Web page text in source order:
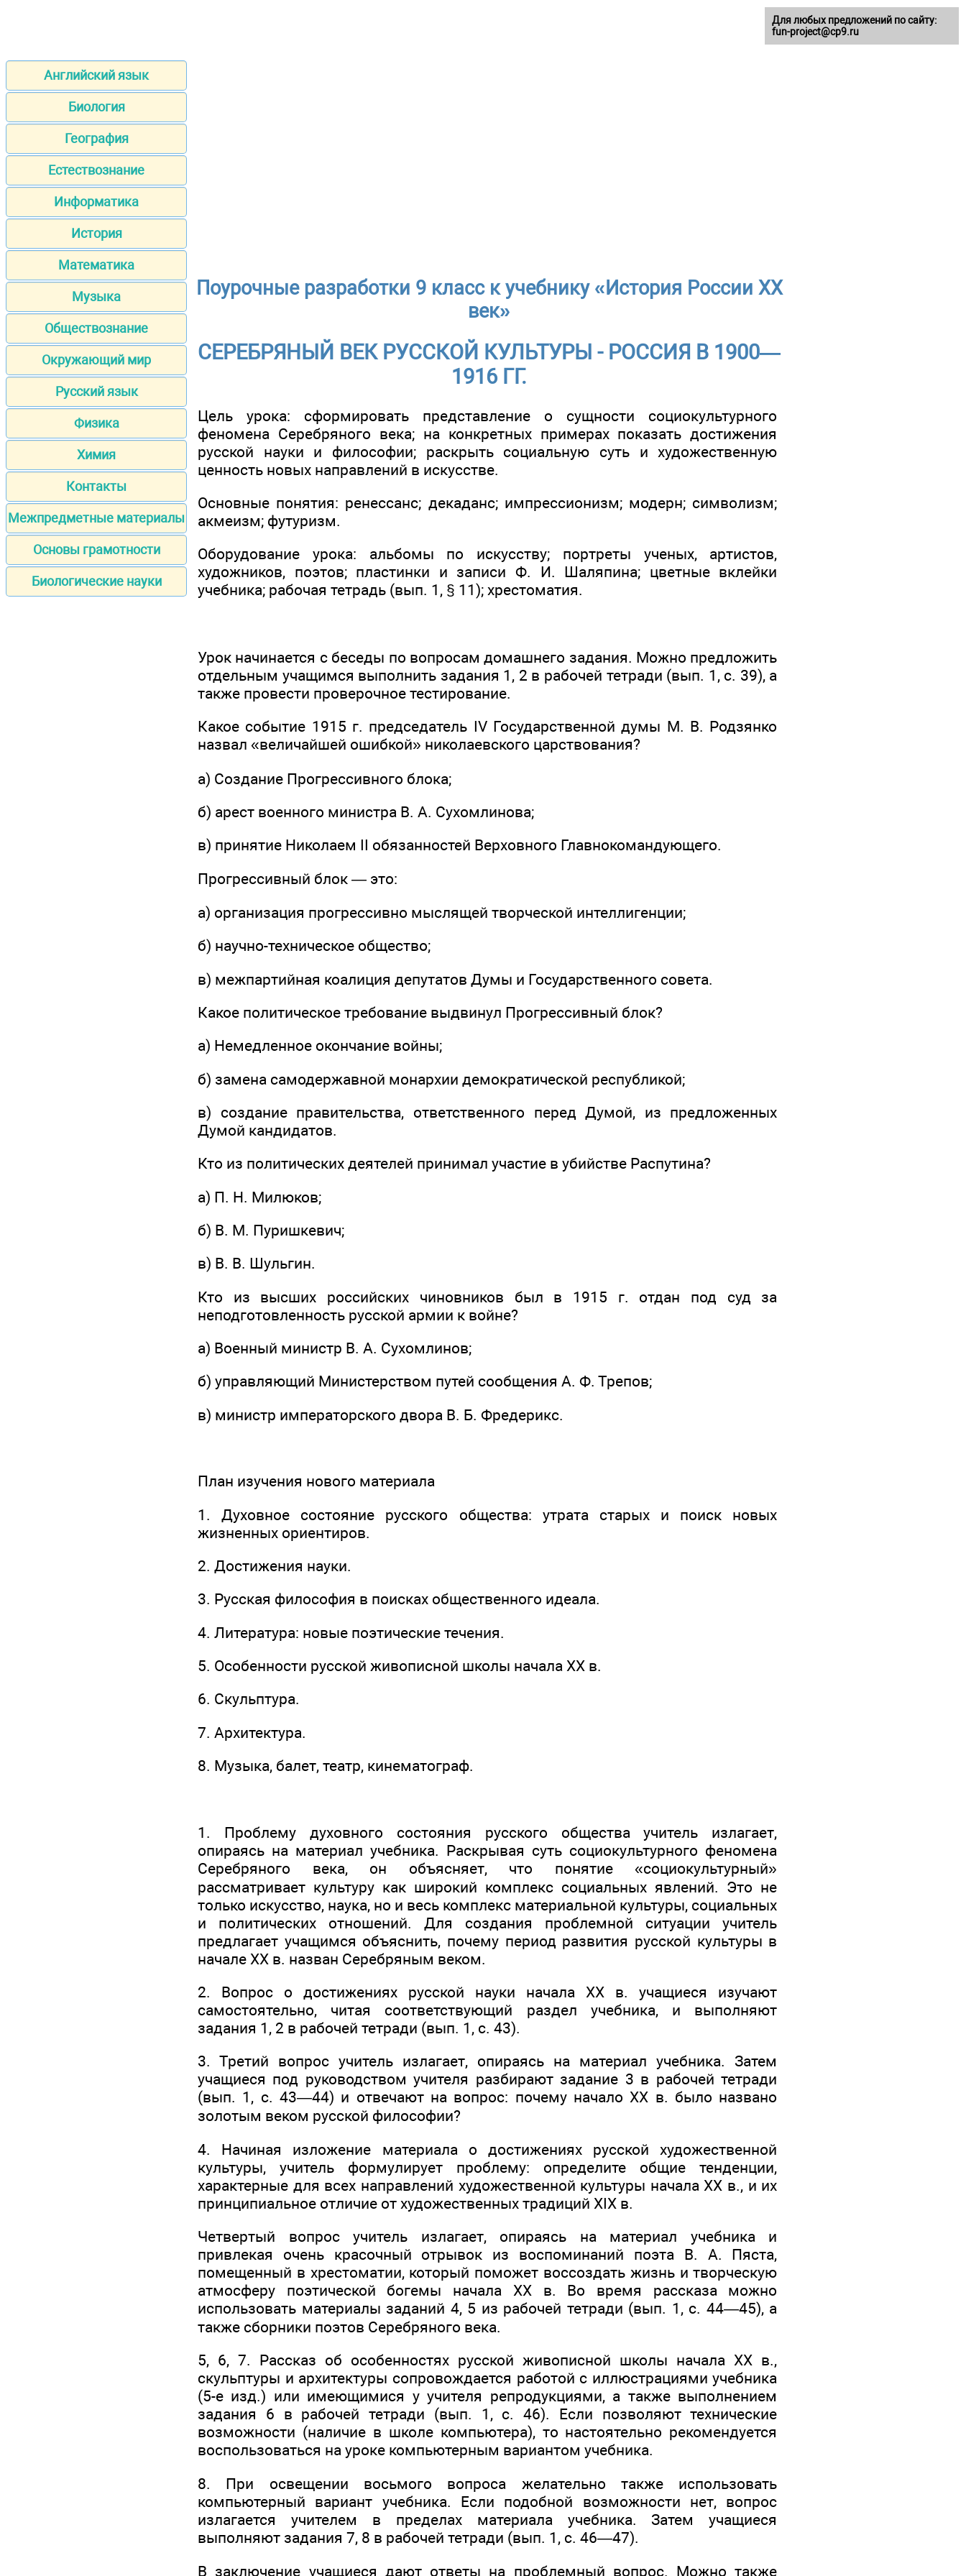
Английский язык
Биология
География
Естествознание
Информатика
История
Математика
Музыка
Обществознание
Окружающий мир
Русский язык
Физика
Химия
Контакты
Межпредметные материалы
Основы грамотности
Биологические науки
Поурочные разработки 9 класс к учебнику «История России ХХ
век»
СЕРЕБРЯНЫЙ ВЕК РУССКОЙ КУЛЬТУРЫ - РОССИЯ В 1900—
1916 ГГ.
Цель урока: сформировать представление о сущности социокультурного
феномена Серебряного века; на конкретных примерах показать достижения
русской науки и философии; раскрыть социальную суть и художественную
ценность новых направлений в искусстве.
Основные понятия: ренессанс; декаданс; импрессионизм; модерн; символизм;
акмеизм; футуризм.
Оборудование урока: альбомы по искусству; портреты ученых, артистов,
художников, поэтов; пластинки и записи Ф. И. Шаляпина; цветные вклейки
учебника; рабочая тетрадь (вып. 1, § 11); хрестоматия.
Урок начинается с беседы по вопросам домашнего задания. Можно предложить
отдельным учащимся выполнить задания 1, 2 в рабочей тетради (вып. 1, с. 39), а
также провести проверочное тестирование.
Какое событие 1915 г. председатель IV Государственной думы М. В. Родзянко
назвал «величайшей ошибкой» николаевского царствования?
а) Создание Прогрессивного блока;
б) арест военного министра В. А. Сухомлинова;
в) принятие Николаем II обязанностей Верховного Главнокомандующего.
Прогрессивный блок — это:
а) организация прогрессивно мыслящей творческой интеллигенции;
б) научно-техническое общество;
в) межпартийная коалиция депутатов Думы и Государственного совета.
Какое политическое требование выдвинул Прогрессивный блок?
а) Немедленное окончание войны;
б) замена самодержавной монархии демократической республикой;
в) создание правительства, ответственного перед Думой, из предложенных
Думой кандидатов.
Кто из политических деятелей принимал участие в убийстве Распутина?
а) П. Н. Милюков;
б) В. М. Пуришкевич;
в) В. В. Шульгин.
Кто из высших российских чиновников был в 1915 г. отдан под суд за
неподготовленность русской армии к войне?
а) Военный министр В. А. Сухомлинов;
б) управляющий Министерством путей сообщения А. Ф. Трепов;
в) министр императорского двора В. Б. Фредерикс.
План изучения нового материала
1. Духовное состояние русского общества: утрата старых и поиск новых
жизненных ориентиров.
2. Достижения науки.
3. Русская философия в поисках общественного идеала.
4. Литература: новые поэтические течения.
5. Особенности русской живописной школы начала XX в.
6. Скульптура.
7. Архитектура.
8. Музыка, балет, театр, кинематограф.
1. Проблему духовного состояния русского общества учитель излагает,
опираясь на материал учебника. Раскрывая суть социокультурного феномена
Серебряного века, он объясняет, что понятие «социокультурный»
рассматривает культуру как широкий комплекс социальных явлений. Это не
только искусство, наука, но и весь комплекс материальной культуры, социальных
и политических отношений. Для создания проблемной ситуации учитель
предлагает учащимся объяснить, почему период развития русской культуры в
начале XX в. назван Серебряным веком.
2. Вопрос о достижениях русской науки начала XX в. учащиеся изучают
самостоятельно, читая соответствующий раздел учебника, и выполняют
задания 1, 2 в рабочей тетради (вып. 1, с. 43).
3. Третий вопрос учитель излагает, опираясь на материал учебника. Затем
учащиеся под руководством учителя разбирают задание 3 в рабочей тетради
(вып. 1, с. 43—44) и отвечают на вопрос: почему начало XX в. было названо
золотым веком русской философии?
4. Начиная изложение материала о достижениях русской художественной
культуры, учитель формулирует проблему: определите общие тенденции,
характерные для всех направлений художественной культуры начала XX в., и их
принципиальное отличие от художественных традиций XIX в.
Четвертый вопрос учитель излагает, опираясь на материал учебника и
привлекая очень красочный отрывок из воспоминаний поэта В. А. Пяста,
помещенный в хрестоматии, который поможет воссоздать жизнь и творческую
атмосферу поэтической богемы начала XX в. Во время рассказа можно
использовать материалы заданий 4, 5 из рабочей тетради (вып. 1, с. 44—45), а
также сборники поэтов Серебряного века.
5, 6, 7. Рассказ об особенностях русской живописной школы начала XX в.,
скульптуры и архитектуры сопровождается работой с иллюстрациями учебника
(5-е изд.) или имеющимися у учителя репродукциями, а также выполнением
задания 6 в рабочей тетради (вып. 1, с. 46). Если позволяют технические
возможности (наличие в школе компьютера), то настоятельно рекомендуется
воспользоваться на уроке компьютерным вариантом учебника.
8. При освещении восьмого вопроса желательно также использовать
компьютерный вариант учебника. Если подобной возможности нет, вопрос
излагается учителем в пределах материала учебника. Затем учащиеся
выполняют задания 7, 8 в рабочей тетради (вып. 1, с. 46—47).
В заключение учащиеся дают ответы на проблемный вопрос. Можно также
Для любых предложений по сайту:
fun-project@cp9.ru